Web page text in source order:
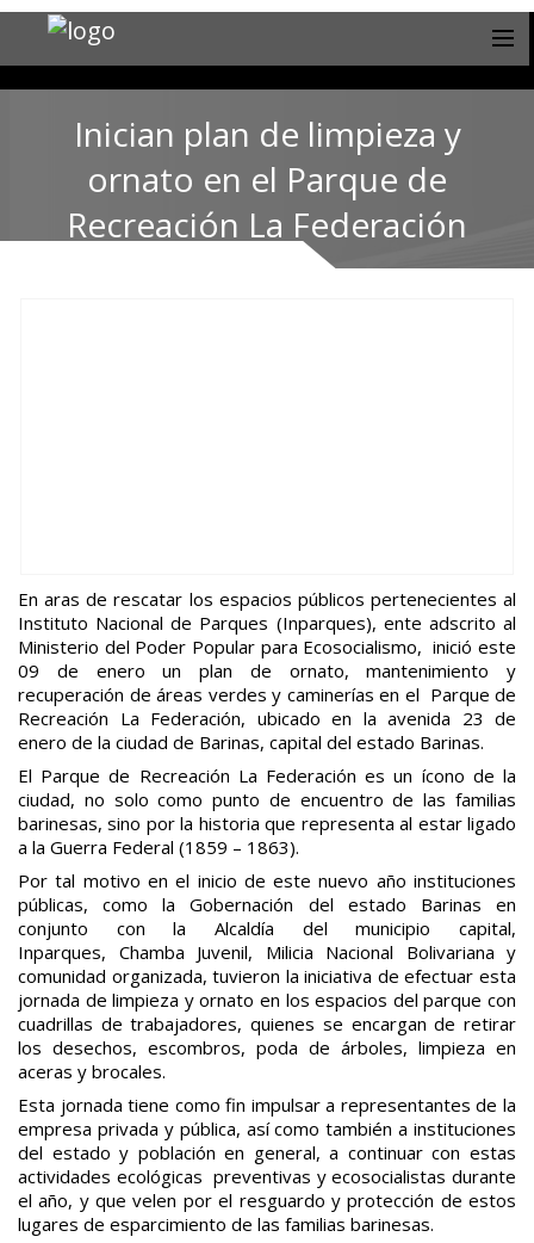
Inician plan de limpieza y
ornato en el Parque de
Recreación La Federación
En aras de rescatar los espacios públicos pertenecientes al
Instituto Nacional de Parques (Inparques), ente adscrito al
Ministerio del Poder Popular para Ecosocialismo, inició este
09 de enero un plan de ornato, mantenimiento y
recuperación de áreas verdes y caminerías en el Parque de
Recreación La Federación, ubicado en la avenida 23 de
enero de la ciudad de Barinas, capital del estado Barinas.
El Parque de Recreación La Federación es un ícono de la
ciudad, no solo como punto de encuentro de las familias
barinesas, sino por la historia que representa al estar ligado
a la Guerra Federal (1859 – 1863).
Por tal motivo en el inicio de este nuevo año instituciones
públicas, como la Gobernación del estado Barinas en
conjunto con la Alcaldía del municipio capital,
Inparques, Chamba Juvenil, Milicia Nacional Bolivariana y
comunidad organizada, tuvieron la iniciativa de efectuar esta
jornada de limpieza y ornato en los espacios del parque con
cuadrillas de trabajadores, quienes se encargan de retirar
los desechos, escombros, poda de árboles, limpieza en
aceras y brocales.
Esta jornada tiene como fin impulsar a representantes de la
empresa privada y pública, así como también a instituciones
del estado y población en general, a continuar con estas
actividades ecológicas preventivas y ecosocialistas durante
el año, y que velen por el resguardo y protección de estos
lugares de esparcimiento de las familias barinesas.